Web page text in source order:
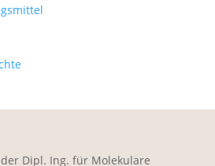
der Dipl. Ing. für Molekulare